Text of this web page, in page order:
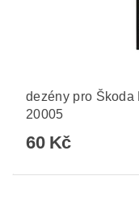
dezény pro
20005
60 Kč